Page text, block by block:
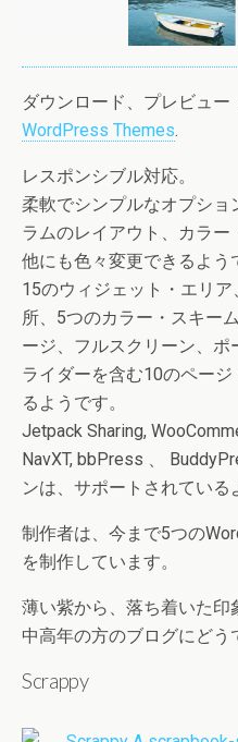
ダウンロード、プレビュー
WordPress Themes.
レスポンシブル対応。
柔軟でシンプルなオプショ
ラムのレイアウト、カラー
他にも色々変更できるよう
15のウィジェット・エリ
所、5つのカラー・スキー
ージ、フルスクリーン、
ライダーを含む10のペー
るようです。
Jetpack Sharing,
NavXT, bbPress 、
ンは、サポートされている
制作者は、今まで5つの
を制作しています。
薄い紫から、落ち着いた印
中高年の方のブログにどう
Scrappy